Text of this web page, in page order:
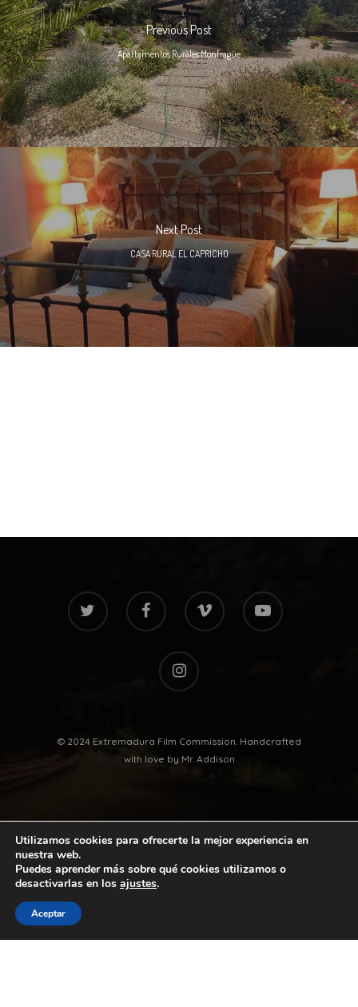
Previous Post
Apartamentos Rurales Monfragüe
Next Post
CASA RURAL EL CAPRICHO
twitter facebook vimeo youtube
instagram
© 2024 Extremadura Film Commission. Handcrafted
with love by Mr. Addison
Utilizamos cookies para ofrecerte la mejor experiencia en
nuestra web.
Puedes aprender más sobre qué cookies utilizamos o
desactivarlas en los ajustes.
Aceptar
twitter facebook